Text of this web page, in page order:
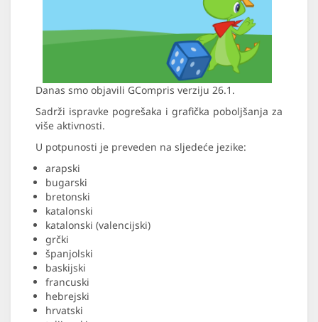
Danas smo objavili GCompris verziju 26.1.
Sadrži ispravke pogrešaka i grafička poboljšanja za
više aktivnosti.
U potpunosti je preveden na sljedeće jezike:
arapski
bugarski
bretonski
katalonski
katalonski (valencijski)
grčki
španjolski
baskijski
francuski
hebrejski
hrvatski